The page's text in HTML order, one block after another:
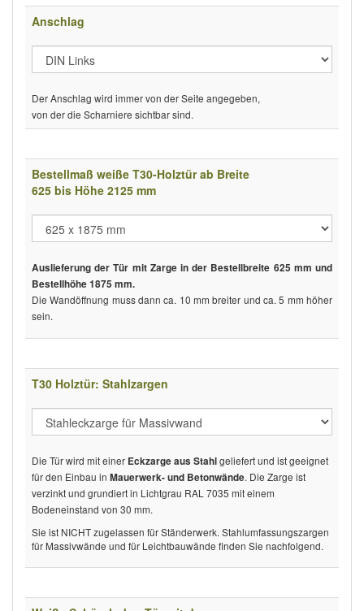
Anschlag
Der Anschlag wird immer von der Seite angegeben,
von der die Scharniere sichtbar sind.
Bestellmaß weiße T30-Holztür ab Breite
625 bis Höhe 2125 mm
Auslieferung der Tür mit Zarge in der Bestellbreite 625 mm und
Bestellhöhe 1875 mm.
Die Wandöffnung muss dann ca. 10 mm breiter und ca. 5 mm höher
sein.
T30 Holztür: Stahlzargen
Die Tür wird mit einer Eckzarge aus Stahlgeliefert und ist geeignet
für den Einbau in Mauerwerk- und Betonwände. Die Zarge ist
verzinkt und grundiert in Lichtgrau RAL 7035 mit einem
Bodeneinstand von 30 mm.
Sie ist NICHT zugelassen für Ständerwerk. Stahlumfassungszargen
für Massivwände und für Leichtbauwände finden Sie nachfolgend.